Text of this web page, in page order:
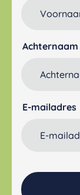
Achternaam
E-mailadres